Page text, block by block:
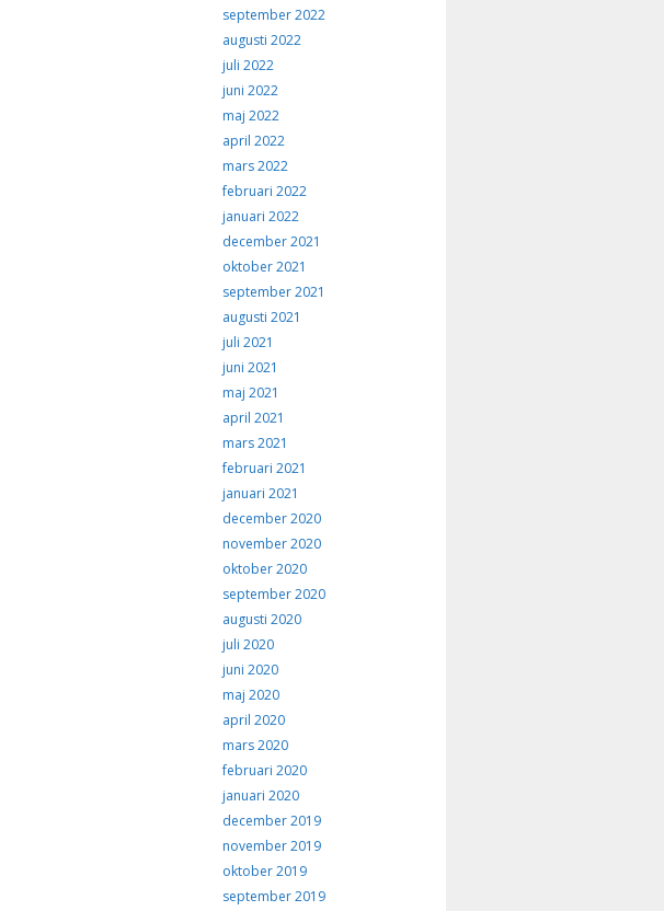
september 2022
augusti 2022
juli 2022
juni 2022
maj 2022
april 2022
mars 2022
februari 2022
januari 2022
december 2021
oktober 2021
september 2021
augusti 2021
juli 2021
juni 2021
maj 2021
april 2021
mars 2021
februari 2021
januari 2021
december 2020
november 2020
oktober 2020
september 2020
augusti 2020
juli 2020
juni 2020
maj 2020
april 2020
mars 2020
februari 2020
januari 2020
december 2019
november 2019
oktober 2019
september 2019